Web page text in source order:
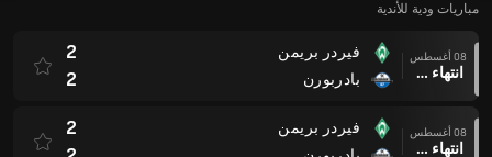
مباريات ودية للأندية
08 أغسطس
انتهاء وقت المباراة
فيردر بريمن
بادربورن
2
2
08 أغسطس
انتهاء وقت المباراة
فيردر بريمن
2